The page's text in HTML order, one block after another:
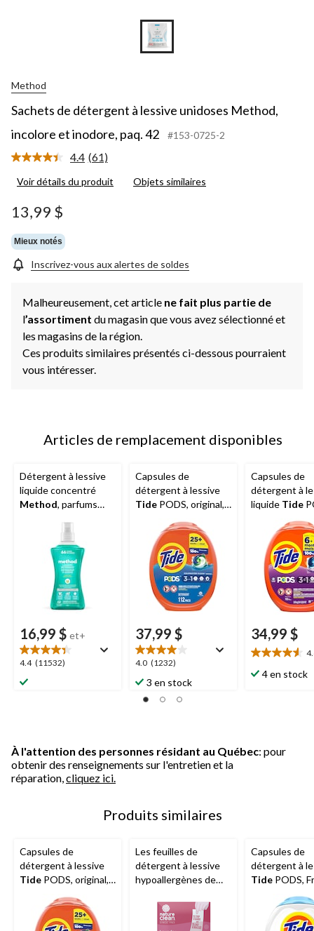
Method
Sachets de détergent à lessive unidoses Method,
incolore et inodore, paq. 42
#153-0725-2
4.4 Lire
61
(61)
Voir détails du produit Objets similaires
13,99 $
Mieux notés
Inscrivez-vous aux alertes de soldes
Malheureusement, cet article ne fait plus partie de
l’assortiment du magasin que vous avez sélectionné et
les magasins de la région.
Ces produits similaires présentés ci-dessous pourraient
vous intéresser.
Articles de remplacement disponibles
Détergent à lessive
liquide concentré
Method, parfums
16,99 $ et+
4.4 (11532)
4.4
étoile(s)
Capsules de
détergent à lessive
Tide PODS, original,
37,99 $
4.0 (1232)
4.0
étoile(s)
sur
5.
3 en stock
Capsules de
détergent à
liquide Tide
parfum Spring
Meadow,
34,99 $
4.6
étoile(s)
4 en stock
À l'attention des personnes résidant au Québec: pour
obtenir des renseignements sur l'entretien et la
réparation, cliquez ici.
Produits similaires
Capsules de
détergent à lessive
Tide PODS, original,
Les feuilles de
détergent à lessive
hypoallergènes de
senteurs assorties,
emb. de 32
Capsules de
détergent à
Tide PODS,
Gentle, paq.